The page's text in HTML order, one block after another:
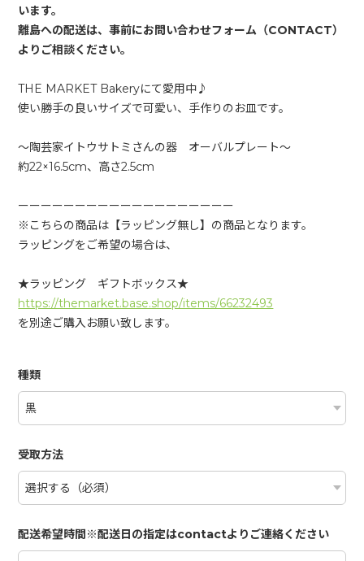
います。
離島への配送は、事前にお問い合わせフォーム（CONTACT）
THE MARKET Bakeryにて愛用中♪
使い勝手の良いサイズで可愛い、手作りのお皿です。
〜陶芸家イトウサトミさんの器 オーバルプレート〜
約22×16.5cm、高さ2.5cm
ーーーーーーーーーーーーーーーーーーー
※こちらの商品は【ラッピング無し】の商品となります。
ラッピングをご希望の場合は、
★ラッピング ギフトボックス★
https://themarket.base.shop/items/66232493
を別途ご購入お願い致します。
種類
受取方法
配送希望時間※配送日の指定はcontactよりご連絡ください